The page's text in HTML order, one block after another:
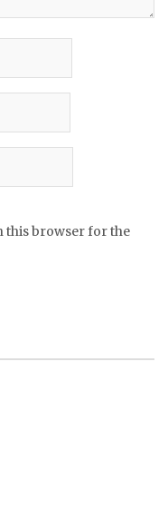
this browser for the